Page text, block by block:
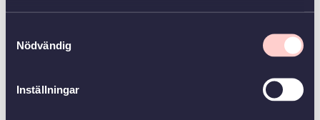
Nödvändig
Inställningar